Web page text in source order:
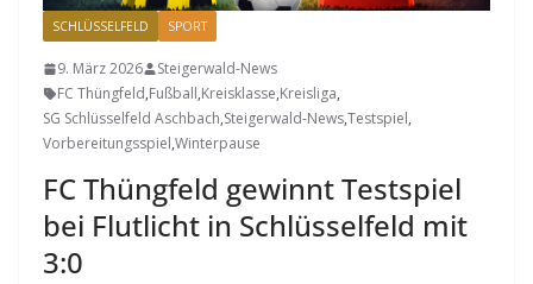
SCHLÜSSELFELD SPORT
9. März 2026
Steigerwald-News
FC Thüngfeld,Fußball,Kreisklasse,Kreisliga,
SG Schlüsselfeld Aschbach,Steigerwald-News,Testspiel,
Vorbereitungsspiel,Winterpause
FC Thüngfeld gewinnt Testspiel
bei Flutlicht in Schlüsselfeld mit
3:0